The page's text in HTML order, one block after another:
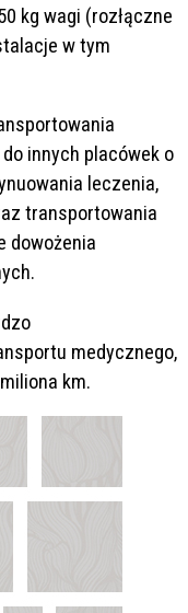
kg wagi (rozłączne
w tym
innych placówek o
leczenia,
transportowania
dowożenia
medycznego,
km.